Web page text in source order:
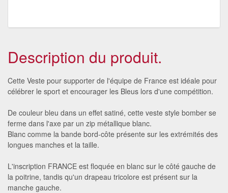
Description du produit.
Cette Veste pour supporter de l'équipe de France est idéale pour
célébrer le sport et encourager les Bleus lors d'une compétition.
De couleur bleu dans un effet satiné, cette veste style bomber se
ferme dans l'axe par un zip métallique blanc.
Blanc comme la bande bord-côte présente sur les extrémités des
longues manches et la taille.
L'inscription FRANCE est floquée en blanc sur le côté gauche de
la poitrine, tandis qu'un drapeau tricolore est présent sur la
manche gauche.